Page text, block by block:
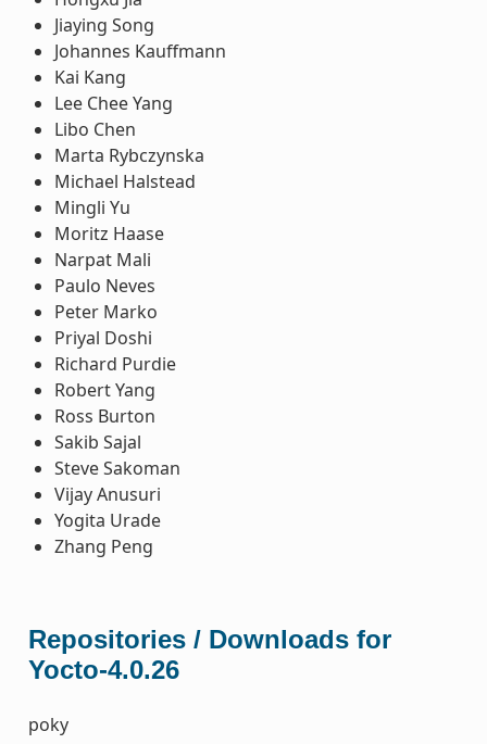
Jiaying Song
Johannes Kauffmann
Kai Kang
Lee Chee Yang
Libo Chen
Marta Rybczynska
Michael Halstead
Mingli Yu
Moritz Haase
Narpat Mali
Paulo Neves
Peter Marko
Priyal Doshi
Richard Purdie
Robert Yang
Ross Burton
Sakib Sajal
Steve Sakoman
Vijay Anusuri
Yogita Urade
Zhang Peng
Repositories / Downloads for
Yocto-4.0.26
poky